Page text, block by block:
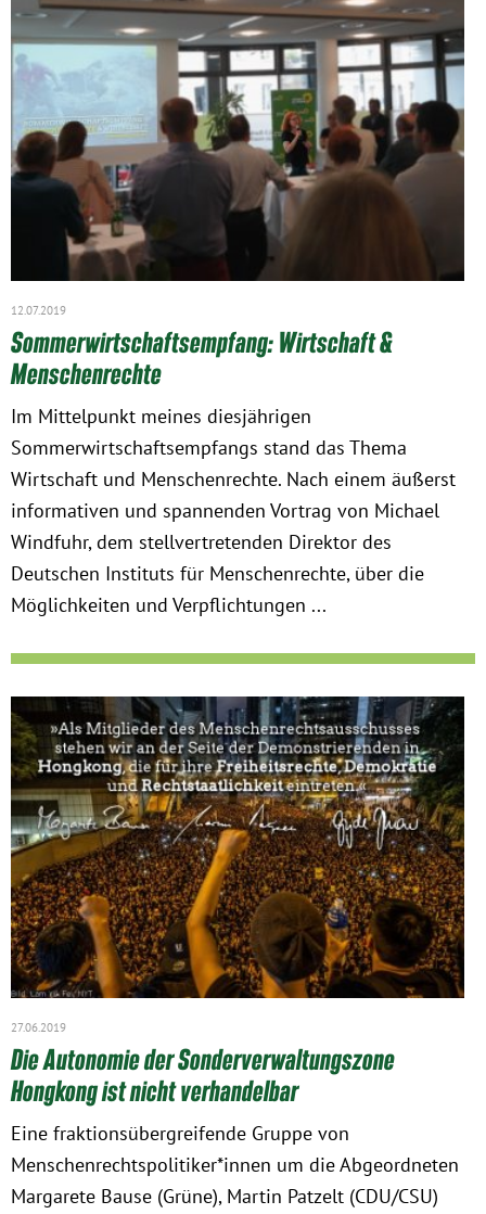
12.07.2019
Sommerwirtschaftsempfang: Wirtschaft &
Menschenrechte
Im Mittelpunkt meines diesjährigen
Sommerwirtschaftsempfangs stand das Thema
Wirtschaft und Menschenrechte. Nach einem äußerst
informativen und spannenden Vortrag von Michael
Windfuhr, dem stellvertretenden Direktor des
Deutschen Instituts für Menschenrechte, über die
Möglichkeiten und Verpflichtungen ...
27.06.2019
Die Autonomie der Sonderverwaltungszone
Hongkong ist nicht verhandelbar
Eine fraktionsübergreifende Gruppe von
Menschenrechtspolitiker*innen um die Abgeordneten
Margarete Bause (Grüne), Martin Patzelt (CDU/CSU)